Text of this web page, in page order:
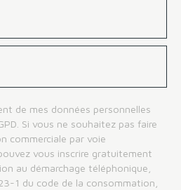
de mes données personnelles
Si vous ne souhaitez pas faire
commerciale par voie
vous inscrire gratuitement
au démarchage téléphonique,
1 du code de la consommation,